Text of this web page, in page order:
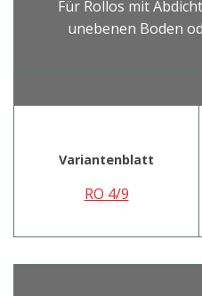
Für Rollos mit
unebenen Boden
Variantenblatt
RO 4/9